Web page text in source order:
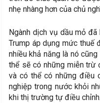
nhẹ nhàng hơn của chủ
Ngành dịch vụ dầu mỏ
Trump áp dụng mức thuế
nhiều khả năng là nó
thể sẽ có những miễn trừ
và có thể có những điều
nghiệp trong nước khỏi
khi thị trường tự điều chỉnh.